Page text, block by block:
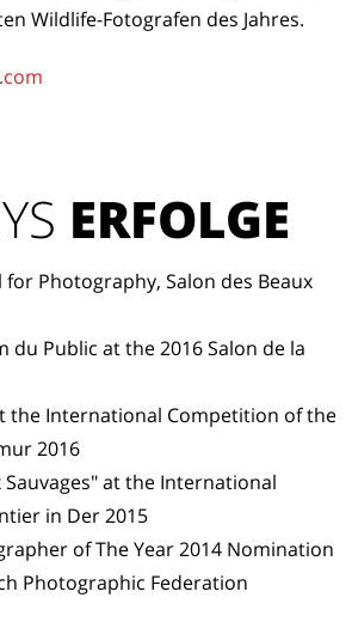
Wildlife-Fotografen des Jahres.
ERFOLGE
Photography, Salon des Beaux
du Public at the 2016 Salon de la
the International Competition of the
2016
Sauvages" at the International
in Der 2015
of The Year 2014 Nomination
Photographic Federation